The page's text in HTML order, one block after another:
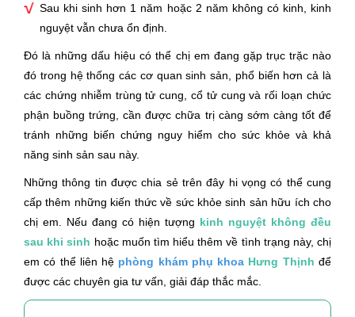
Sau khi sinh hơn 1 năm hoặc 2 năm không có kinh, kinh
nguyệt vẫn chưa ổn định.
Đó là những dấu hiệu có thể chị em đang gặp trục trặc nào
đó trong hệ thống các cơ quan sinh sản, phổ biến hơn cả là
các chứng nhiễm trùng tử cung, cổ tử cung và rối loạn chức
phận buồng trứng, cần được chữa trị càng sớm càng tốt để
tránh những biến chứng nguy hiểm cho sức khỏe và khả
năng sinh sản sau này.
Những thông tin được chia sẻ trên đây hi vọng có thể cung
cấp thêm những kiến thức về sức khỏe sinh sản hữu ích cho
chị em. Nếu đang có hiện tượng kinh nguyệt không đều
sau khi sinh hoặc muốn tìm hiểu thêm về tình trạng này, chị
em có thể liên hệ phòng khám phụ khoa Hưng Thịnh để
được các chuyên gia tư vấn, giải đáp thắc mắc.